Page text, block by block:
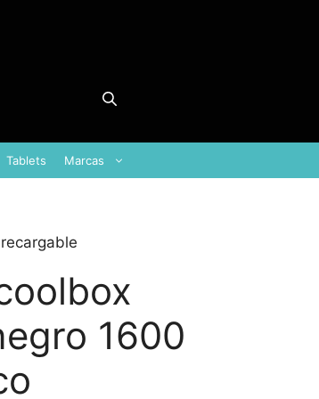
Tablets Marcas
1600